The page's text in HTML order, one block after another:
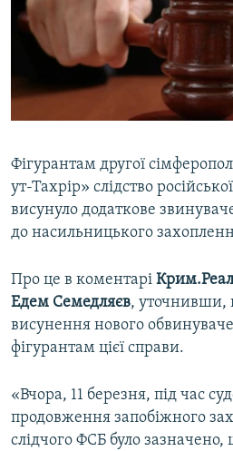
ВІДЕОУРОКИ «ELIFBE»
СВІДЧЕННЯ ОКУПАЦІЇ
УКРАЇНСЬКА ПРОБЛЕМА КРИМУ
Русский
Qırımtatar
Усі сайти RFE/RL
Фігурантам другої
ут-Тахрір» слідство
висунуло додаткове
до насильницького
Про це в коментарі
Едем Семедляєв, уточнивши,
висунення нового
фігурантам цієї справи.
«Вчора, 11 березня, під час
продовження запобіжного
слідчого ФСБ було